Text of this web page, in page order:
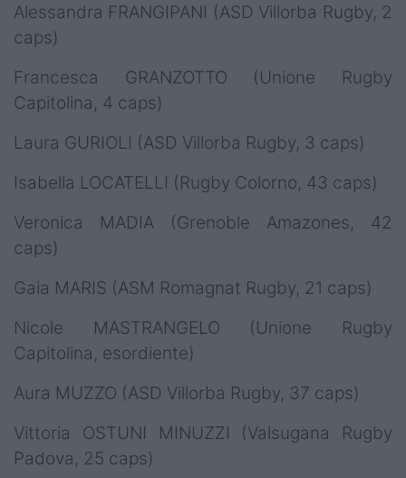
Alessandra FRANGIPANI (ASD Villorba Rugby, 2
caps)
Francesca GRANZOTTO (Unione Rugby
Capitolina, 4 caps)
Laura GURIOLI (ASD Villorba Rugby, 3 caps)
Isabella LOCATELLI (Rugby Colorno, 43 caps)
Veronica MADIA (Grenoble Amazones, 42
caps)
Gaia MARIS (ASM Romagnat Rugby, 21 caps)
Nicole MASTRANGELO (Unione Rugby
Capitolina, esordiente)
Aura MUZZO (ASD Villorba Rugby, 37 caps)
Vittoria OSTUNI MINUZZI (Valsugana Rugby
Padova, 25 caps)